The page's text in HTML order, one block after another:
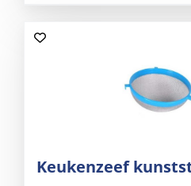
Keukenzeef